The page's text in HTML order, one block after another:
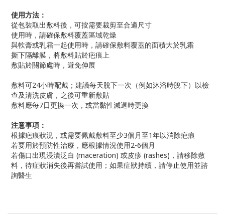
使用方法：
從包裝取出敷料後，可按需要裁剪至合適尺寸
使用時，請確保敷料覆蓋區域乾燥
與軟膏或乳霜一起使用時，請確保敷料覆蓋的面積大於乳霜
撕下隔離膜，將敷料貼於疤痕上
敷貼於關節處時，避免伸展
敷料可24小時配戴；建議每天脫下一次（例如沐浴時脫下）以檢
查及清洗皮膚，之後可重新敷貼
敷料應每7日更換一次，或當黏性減退時更換
注意事項：
根據疤痕狀況，或需要佩戴敷料至少3個月至1年以消除疤痕
若要用於預防性治療，應根據情況使用2-6個月
若傷口出現浸漬泛白 (maceration) 或皮疹 (rashes)，請移除敷
料，待症狀消失後再嘗試使用；如果症狀持續，請停止使用並諮
詢醫生